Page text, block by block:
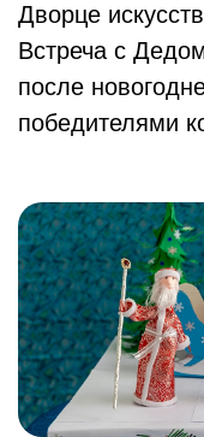
Дворце
Встреча с
после
победителями